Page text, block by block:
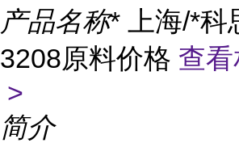
产品名称* 上海/*科
3208原料价格 查
>
简介